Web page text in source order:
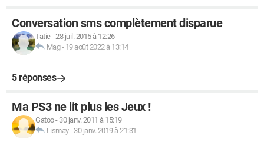
Conversation sms complètement disparue
Tatie-28 juil. 2015 à 12:26
Mag- 19 août 2022 à 13:14
5 réponses
Ma PS3 ne lit plus les Jeux !
Gatoo- 30 janv. 2011 à 15:19
Lismay- 30 janv. 2019 à 21:31